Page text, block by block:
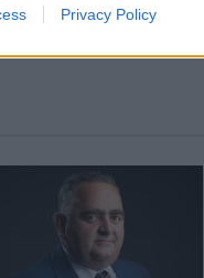
Privacy Policy